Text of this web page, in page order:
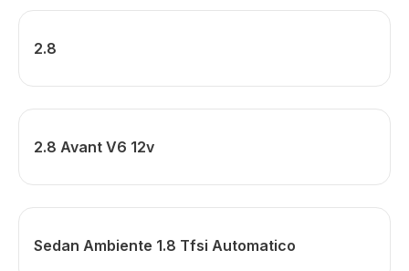
2.8
2.8 Avant V6 12v
Sedan Ambiente 1.8 Tfsi Automatico